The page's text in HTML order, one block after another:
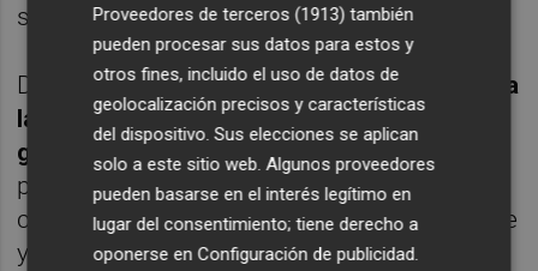
submarino.
Durante la prestación del servicio, será
Facsa
la que se encargue de cuantos gastos
genere
, incluidos todos los de personal,
productos químicos, energía, análisis y
control de las diferentes etapas, o transporte
y eliminación de residuos y fangos, entre
Proveedores de terceros (1913) también
pueden procesar sus datos para estos y
otros fines, incluido el uso de datos de
geolocalización precisos y características
del dispositivo. Sus elecciones se aplican
solo a este sitio web. Algunos proveedores
pueden basarse en el interés legítimo en
lugar del consentimiento; tiene derecho a
oponerse enConfiguración de publicidad